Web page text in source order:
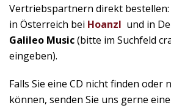
Vertriebspartnern direkt bestellen:
in Österreich bei Hoanzl und in
Galileo Music(bitte im Suchfeld
eingeben).
Falls Sie eine CD nicht finden oder
können, senden Sie uns gerne